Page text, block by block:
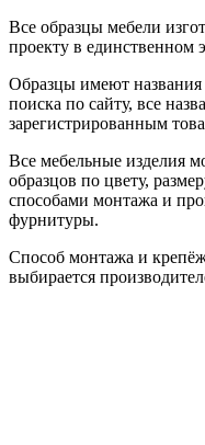
Все образцы мебели
проекту в единственном
Образцы имеют названия
поиска по сайту, все
зарегистрированным
Все мебельные изделия
образцов по цвету,
способами монтажа и
фурнитуры.
Способ монтажа и
выбирается